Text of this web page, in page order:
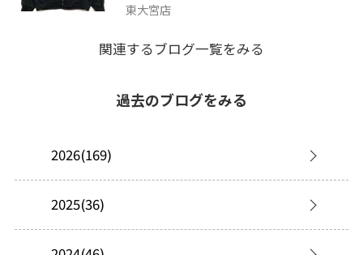
東大宮店
関連するブログ一覧をみる
過去のブログをみる
2026(169)
2025(36)